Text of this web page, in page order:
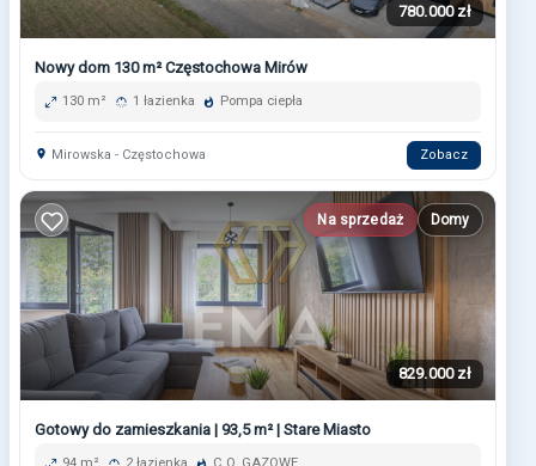
780.000 zł
Nowy dom 130 m² Częstochowa Mirów
130 m² 1 łazienka Pompa ciepła
Mirowska - Częstochowa Zobacz
Na sprzedaż Domy
829.000 zł
Gotowy do zamieszkania | 93,5 m² | Stare Miasto
94 m² 2 łazienka C.O. GAZOWE